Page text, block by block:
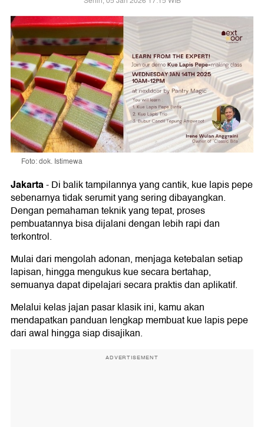
Foto: dok. Istimewa
Jakarta-Di balik tampilannya yang cantik, kue lapis pepe
sebenarnya tidak serumit yang sering dibayangkan.
Dengan pemahaman teknik yang tepat, proses
pembuatannya bisa dijalani dengan lebih rapi dan
terkontrol.
Mulai dari mengolah adonan, menjaga ketebalan setiap
lapisan, hingga mengukus kue secara bertahap,
semuanya dapat dipelajari secara praktis dan aplikatif.
Melalui kelas jajan pasar klasik ini, kamu akan
mendapatkan panduan lengkap membuat kue lapis pepe
dari awal hingga siap disajikan.
ADVERTISEMENT